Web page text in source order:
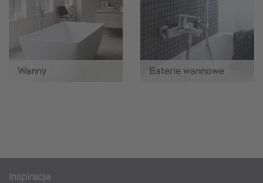
Wanny Baterie wannowe
Inspiracje